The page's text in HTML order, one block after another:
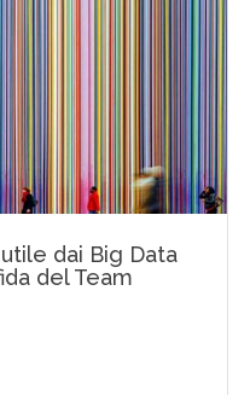
dai Big Data
del Team